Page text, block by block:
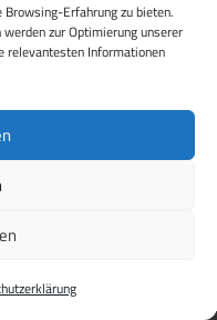
Erfahrung zu bieten.
zur Optimierung unserer
relevantesten Informationen
am 29.10.2022